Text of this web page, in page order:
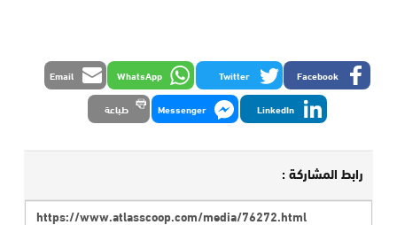
Facebook
Twitter
WhatsApp
Email
LinkedIn
Messenger طباعة
رابط المشاركة :